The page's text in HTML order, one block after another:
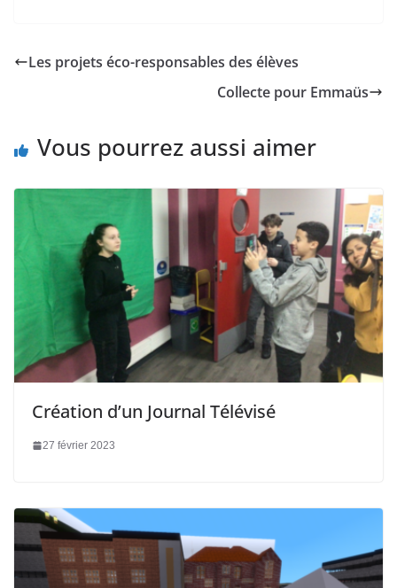
Les projets éco-responsables des élèves
Collecte pour Emmaüs
Vous pourrez aussi aimer
Création d’un Journal Télévisé
27 février 2023